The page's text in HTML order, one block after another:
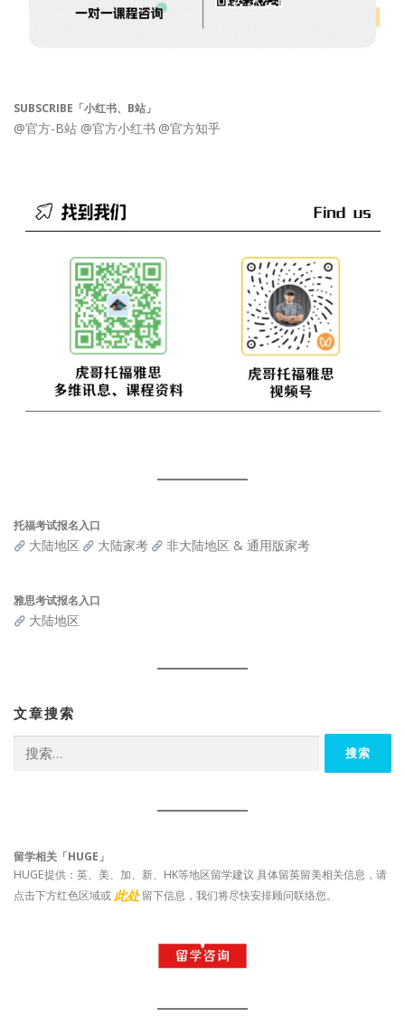
SUBSCRIBE「小红书、B站」
@官方-B站 @官方小红书 @官方知乎
托福考试报名入口
大陆地区 大陆家考 非大陆地区 & 通用版家考
雅思考试报名入口
大陆地区
文章搜索
索：
留学相关「HUGE」
HUGE提供：英、美、加、新、HK等地区留学建议 具体留英留美相关信息，请
点击下方红色区域或 此处 留下信息，我们将尽快安排顾问联络您。